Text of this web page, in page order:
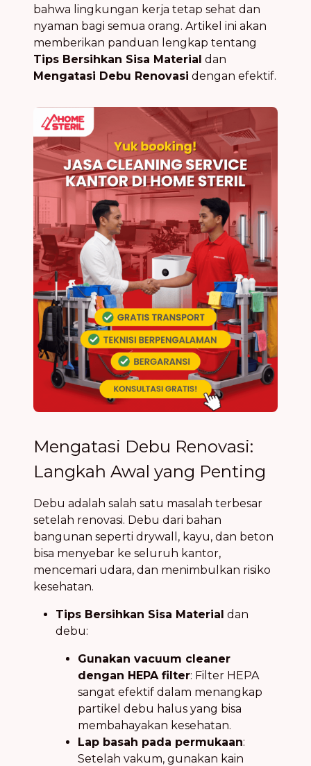
bahwa lingkungan kerja tetap sehat dan
nyaman bagi semua orang. Artikel ini akan
memberikan panduan lengkap tentang
Tips Bersihkan Sisa Material dan
Mengatasi Debu Renovasi dengan efektif.
Mengatasi Debu Renovasi:
Langkah Awal yang Penting
Debu adalah salah satu masalah terbesar
setelah renovasi. Debu dari bahan
bangunan seperti drywall, kayu, dan beton
bisa menyebar ke seluruh kantor,
mencemari udara, dan menimbulkan risiko
kesehatan.
Tips Bersihkan Sisa Material dan
debu:
Gunakan vacuum cleaner
dengan HEPA filter: Filter HEPA
sangat efektif dalam menangkap
partikel debu halus yang bisa
membahayakan kesehatan.
Lap basah pada permukaan:
Setelah vakum, gunakan kain